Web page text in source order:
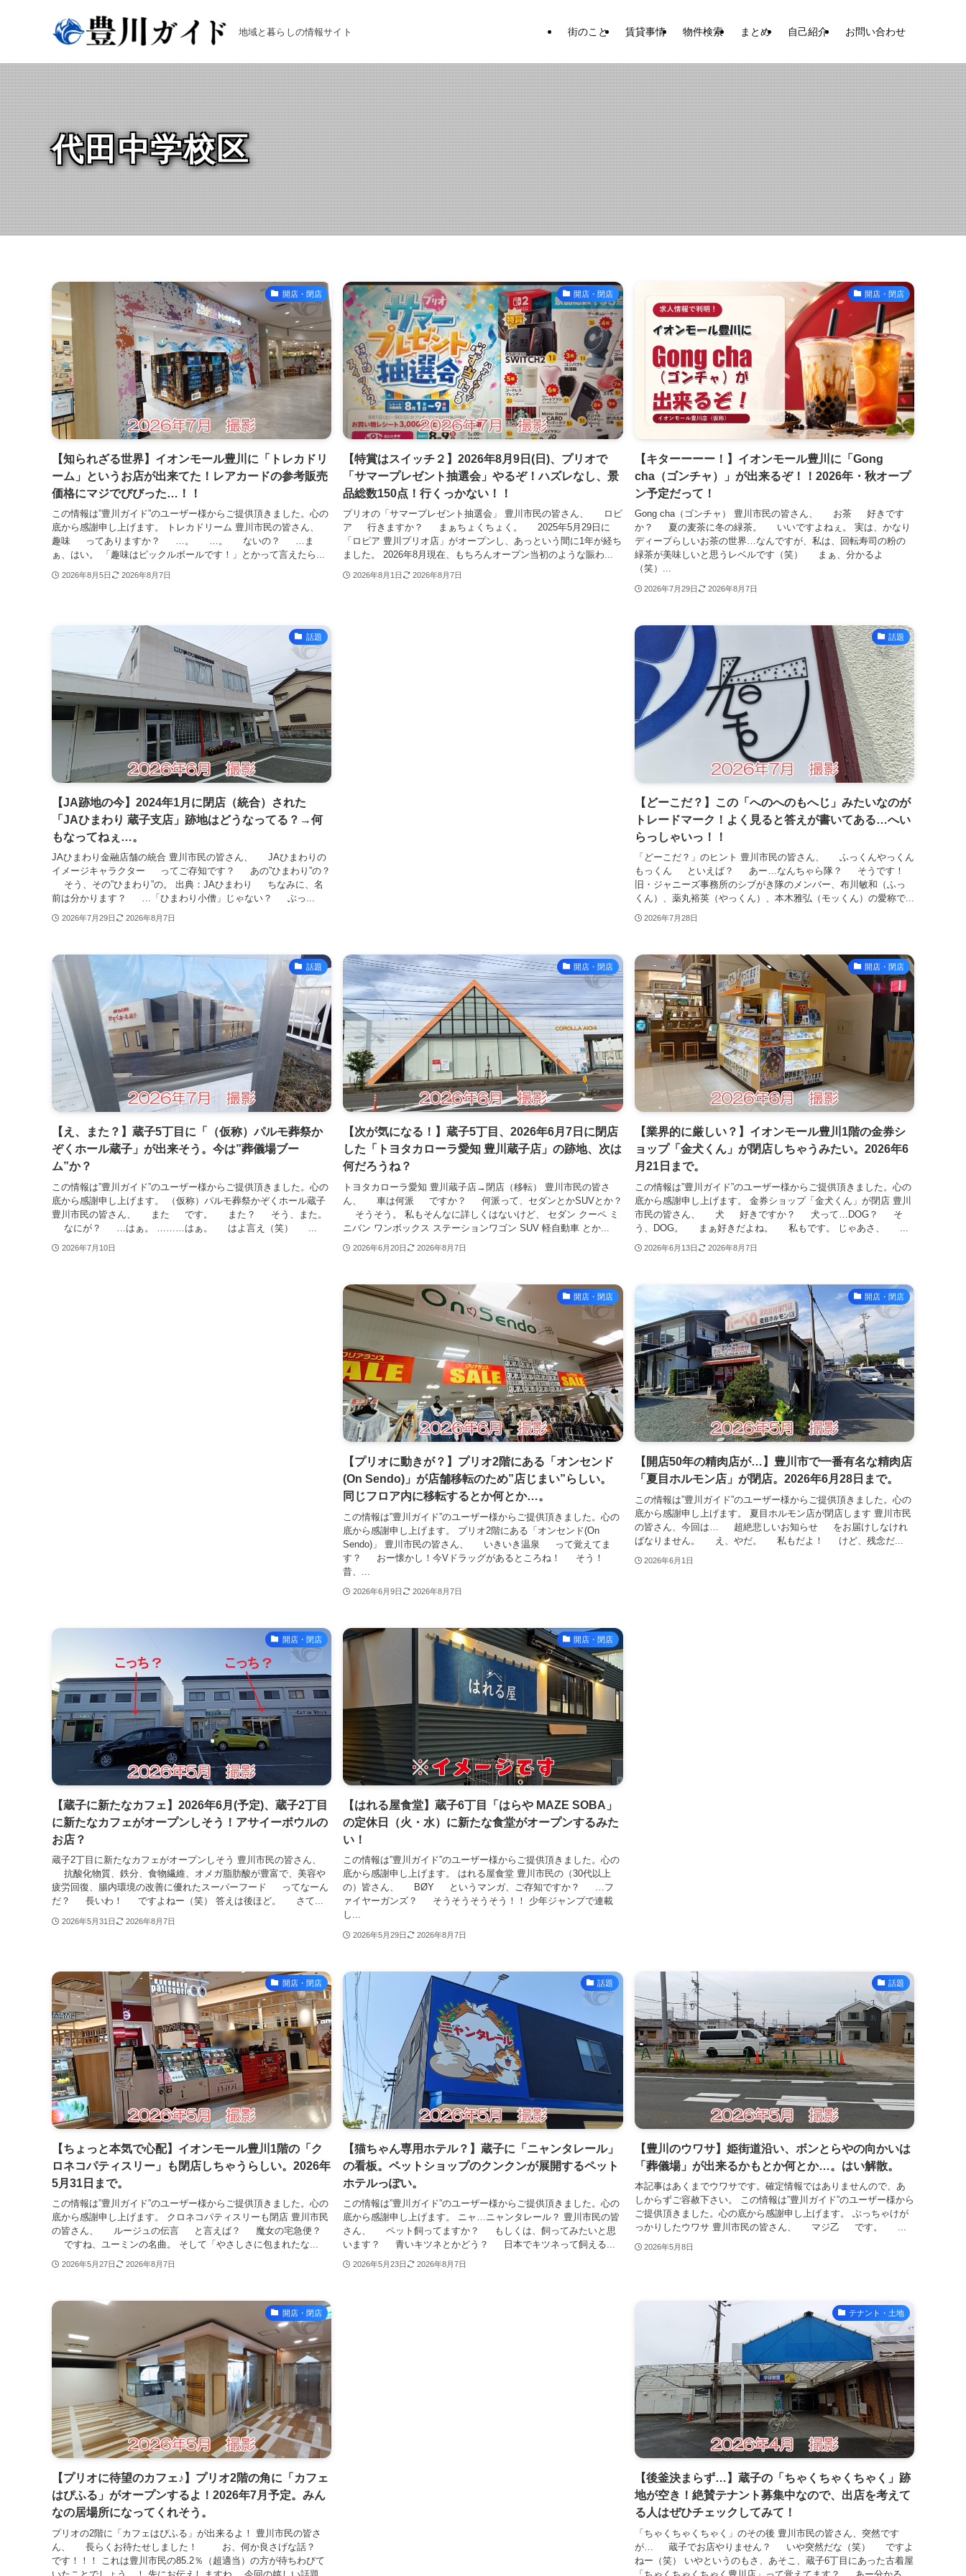
地域と暮らしの情報サイト 街のこと 賃貸事情 物件検索 まとめ 自己紹介 お問い合わせ
代田中学校区
開店・閉店
【知られざる世界】イオンモール豊川に「トレカドリ
ーム」というお店が出来てた！レアカードの参考販売
価格にマジでびびった…！！
この情報は”豊川ガイド”のユーザー様からご提供頂きました。心の
底から感謝申し上げます。 トレカドリーム 豊川市民の皆さん、
趣味 ってありますか？ …。 …。 ないの？ …ま
ぁ、はい。 「趣味はピックルボールです！」とかって言えたら...
2026年8月5日 2026年8月7日
開店・閉店
【特賞はスイッチ２】2026年8月9日(日)、プリオで
「サマープレゼント抽選会」やるぞ！ハズレなし、景
品総数150点！行くっかない！！
プリオの「サマープレゼント抽選会」 豊川市民の皆さん、 ロピ
ア 行きますか？ まぁちょくちょく。 2025年5月29日に
「ロピア 豊川プリオ店」がオープンし、あっという間に1年が経ち
ました。 2026年8月現在、もちろんオープン当初のような賑わ...
2026年8月1日 2026年8月7日
開店・閉店
【キターーーー！】イオンモール豊川に「Gong
cha（ゴンチャ）」が出来るぞ！！2026年・秋オープ
ン予定だって！
Gong cha（ゴンチャ） 豊川市民の皆さん、 お茶 好きです
か？ 夏の麦茶に冬の緑茶。 いいですよねぇ。 実は、かなり
ディープらしいお茶の世界…なんですが、私は、回転寿司の粉の
緑茶が美味しいと思うレベルです（笑） まぁ、分かるよ
（笑）...
2026年7月29日 2026年8月7日
話題
【JA跡地の今】2024年1月に閉店（統合）された
「JAひまわり 蔵子支店」跡地はどうなってる？→何
もなってねぇ…。
JAひまわり金融店舗の統合 豊川市民の皆さん、 JAひまわりの
イメージキャラクター ってご存知です？ あの”ひまわり”の？
そう、その”ひまわり”の。 出典：JAひまわり ちなみに、名
前は分かります？ …「ひまわり小僧」じゃない？ ぶっ...
2026年7月29日 2026年8月7日
話題
【どーこだ？】この「へのへのもへじ」みたいなのが
トレードマーク！よく見ると答えが書いてある…へい
らっしゃいっ！！
「どーこだ？」のヒント 豊川市民の皆さん、 ふっくんやっくん
もっくん といえば？ あー…なんちゃら隊？ そうです！
旧・ジャニーズ事務所のシブがき隊のメンバー、布川敏和（ふっ
くん）、薬丸裕英（やっくん）、本木雅弘（モッくん）の愛称で...
2026年7月28日
話題
【え、また？】蔵子5丁目に「（仮称）パルモ葬祭か
ぞくホール蔵子」が出来そう。今は”葬儀場ブー
ム”か？
この情報は”豊川ガイド”のユーザー様からご提供頂きました。心の
底から感謝申し上げます。 （仮称）パルモ葬祭かぞくホール蔵子
豊川市民の皆さん、 また です。 また？ そう、また。
なにが？ …はぁ。 ………はぁ。 はよ言え（笑） ...
2026年7月10日
開店・閉店
【次が気になる！】蔵子5丁目、2026年6月7日に閉店
した「トヨタカローラ愛知 豊川蔵子店」の跡地、次は
何だろうね？
トヨタカローラ愛知 豊川蔵子店→閉店（移転） 豊川市民の皆さ
ん、 車は何派 ですか？ 何派って、セダンとかSUVとか？
そうそう。 私もそんなに詳しくはないけど、 セダン クーペ ミ
ニバン ワンボックス ステーションワゴン SUV 軽自動車 とか...
2026年6月20日 2026年8月7日
開店・閉店
【業界的に厳しい？】イオンモール豊川1階の金券シ
ョップ「金犬くん」が閉店しちゃうみたい。2026年6
月21日まで。
この情報は”豊川ガイド”のユーザー様からご提供頂きました。心の
底から感謝申し上げます。 金券ショップ「金犬くん」が閉店 豊川
市民の皆さん、 犬 好きですか？ 犬って…DOG？ そ
う、DOG。 まぁ好きだよね。 私もです。 じゃあさ、 ...
2026年6月13日 2026年8月7日
開店・閉店
【プリオに動きが？】プリオ2階にある「オンセンド
(On Sendo)」が店舗移転のため”店じまい”らしい。
同じフロア内に移転するとか何とか…。
この情報は”豊川ガイド”のユーザー様からご提供頂きました。心の
底から感謝申し上げます。 プリオ2階にある「オンセンド(On
Sendo)」 豊川市民の皆さん、 いきいき温泉 って覚えてま
す？ おー懐かし！今Vドラッグがあるところね！ そう！
昔、...
2026年6月9日 2026年8月7日
開店・閉店
【開店50年の精肉店が…】豊川市で一番有名な精肉店
「夏目ホルモン店」が閉店。2026年6月28日まで。
この情報は”豊川ガイド”のユーザー様からご提供頂きました。心の
底から感謝申し上げます。 夏目ホルモン店が閉店します 豊川市民
の皆さん、今回は… 超絶悲しいお知らせ をお届けしなけれ
ばなりません。 え、やだ。 私もだよ！ けど、残念だ...
2026年6月1日
開店・閉店
【蔵子に新たなカフェ】2026年6月(予定)、蔵子2丁目
に新たなカフェがオープンしそう！アサイーボウルの
お店？
蔵子2丁目に新たなカフェがオープンしそう 豊川市民の皆さん、
抗酸化物質、鉄分、食物繊維、オメガ脂肪酸が豊富で、美容や
疲労回復、腸内環境の改善に優れたスーパーフード ってなーん
だ？ 長いわ！ ですよねー（笑） 答えは後ほど。 さて...
2026年5月31日 2026年8月7日
開店・閉店
【はれる屋食堂】蔵子6丁目「はらや MAZE SOBA」
の定休日（火・水）に新たな食堂がオープンするみた
い！
この情報は”豊川ガイド”のユーザー様からご提供頂きました。心の
底から感謝申し上げます。 はれる屋食堂 豊川市民の（30代以上
の）皆さん、 BØY というマンガ、ご存知ですか？ …フ
ァイヤーガンズ？ そうそうそうそう！！ 少年ジャンプで連載
し...
2026年5月29日 2026年8月7日
開店・閉店
【ちょっと本気で心配】イオンモール豊川1階の「ク
ロネコパティスリー」も閉店しちゃうらしい。2026年
5月31日まで。
この情報は”豊川ガイド”のユーザー様からご提供頂きました。心の
底から感謝申し上げます。 クロネコパティスリーも閉店 豊川市民
の皆さん、 ルージュの伝言 と言えば？ 魔女の宅急便？
ですね、ユーミンの名曲。 そして「やさしさに包まれたな...
2026年5月27日 2026年8月7日
話題
【猫ちゃん専用ホテル？】蔵子に「ニャンタレール」
の看板。ペットショップのクンクンが展開するペット
ホテルっぽい。
この情報は”豊川ガイド”のユーザー様からご提供頂きました。心の
底から感謝申し上げます。 ニャ…ニャンタレール？ 豊川市民の皆
さん、 ペット飼ってますか？ もしくは、飼ってみたいと思
います？ 青いキツネとかどう？ 日本でキツネって飼える...
2026年5月23日 2026年8月7日
話題
【豊川のウワサ】姫街道沿い、ボンとらやの向かいは
「葬儀場」が出来るかもとか何とか…。はい解散。
本記事はあくまでウワサです。確定情報ではありませんので、あ
しからずご容赦下さい。 この情報は”豊川ガイド”のユーザー様から
ご提供頂きました。心の底から感謝申し上げます。 ぶっちゃけが
っかりしたウワサ 豊川市民の皆さん、 マジ乙 です。 ...
2026年5月8日
開店・閉店
【プリオに待望のカフェ♪】プリオ2階の角に「カフェ
はぴふる」がオープンするよ！2026年7月予定。みん
なの居場所になってくれそう。
プリオの2階に「カフェはぴふる」が出来るよ！ 豊川市民の皆さ
ん、 長らくお待たせしました！ お、何か良さげな話？
です！！！ これは豊川市民の85.2％（超適当）の方が待ちわびて
テナント・土地
【後釜決まらず…】蔵子の「ちゃくちゃくちゃく」跡
地が空き！絶賛テナント募集中なので、出店を考えて
る人はぜひチェックしてみて！
「ちゃくちゃくちゃく」のその後 豊川市民の皆さん、突然です
が… 蔵子でお店やりません？ いや突然だな（笑） ですよ
ねー（笑） いやというのもさ、あそこ、蔵子6丁目にあった古着屋